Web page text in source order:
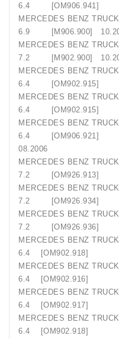
6.4
MERCEDES BENZ
6.9 [M906.900]
MERCEDES BENZ
7.2 [M902.900]
MERCEDES BENZ
6.4
MERCEDES BENZ
6.4
MERCEDES BENZ
6.4
08.2006
MERCEDES BENZ
7.2
MERCEDES BENZ
7.2
MERCEDES BENZ
7.2
MERCEDES BENZ
6.4
MERCEDES BENZ
6.4
MERCEDES BENZ
6.4
MERCEDES BENZ
6.4